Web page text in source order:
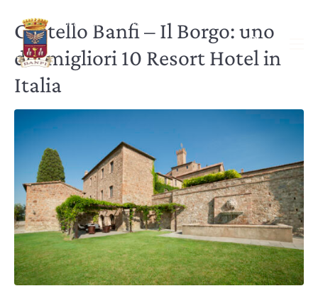
Castello Banfi – Il Borgo: uno
dei migliori 10 Resort Hotel in
Italia